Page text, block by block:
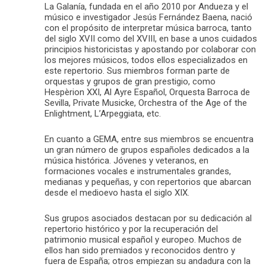
La Galanía, fundada en el año 2010 por Andueza y el
músico e investigador Jesús Fernández Baena, nació
con el propósito de interpretar música barroca, tanto
del siglo XVII como del XVIII, en base a unos cuidados
principios historicistas y apostando por colaborar con
los mejores músicos, todos ellos especializados en
este repertorio. Sus miembros forman parte de
orquestas y grupos de gran prestigio, como
Hespèrion XXI, Al Ayre Español, Orquesta Barroca de
Sevilla, Private Musicke, Orchestra of the Age of the
Enlightment, L’Arpeggiata, etc.
En cuanto a GEMA, entre sus miembros se encuentra
un gran número de grupos españoles dedicados a la
música histórica. Jóvenes y veteranos, en
formaciones vocales e instrumentales grandes,
medianas y pequeñas, y con repertorios que abarcan
desde el medioevo hasta el siglo XIX.
Sus grupos asociados destacan por su dedicación al
repertorio histórico y por la recuperación del
patrimonio musical español y europeo. Muchos de
ellos han sido premiados y reconocidos dentro y
fuera de España; otros empiezan su andadura con la